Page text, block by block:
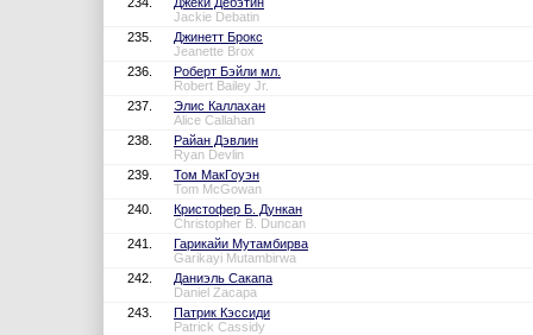
Jackie Debatin
235.
Джинетт Брокс
Jeanette Brox
236.
Роберт Бэйли мл.
Robert Bailey Jr.
237.
Элис Каллахан
Alice Callahan
238.
Райан Дэвлин
Ryan Devlin
239.
Том МакГоуэн
Tom McGowan
240.
Кристофер Б. Дункан
Christopher B. Duncan
241.
Гарикайи Мутамбирва
Garikayi Mutambirwa
242.
Даниэль Сакапа
Daniel Zacapa
243.
Патрик Кэссиди
Patrick Cassidy